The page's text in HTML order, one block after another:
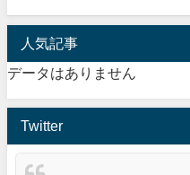
人気記事
データはありません
Twitter